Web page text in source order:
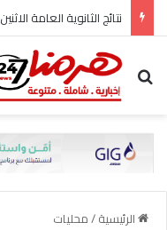
نتائج الثانوية العامة الاثنين
بحث عن
الرئيسية/محليات